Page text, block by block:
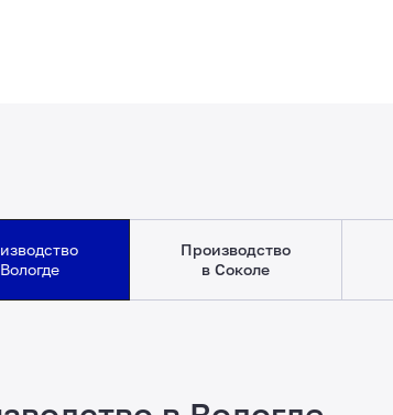
Производство
в Соколе